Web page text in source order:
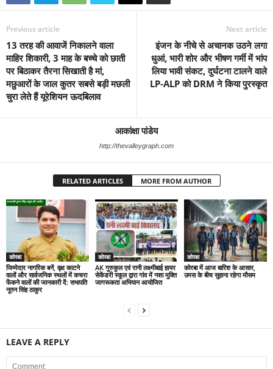
Previous article
13 तरह की आवाजें निकालने वाला
माहिर शिकारी, 3 माह के बच्चे को छाती
पर बिठाकर तैरना सिखाती है मां,
मछुआरों के जाल कुतर सबसे बड़ी मछली
चुरा लेते हैं यूरेशियन ऊदबिलाव
Next article
इंजन के नीचे से अचानक उठने लगा
धुआं, भारी शोर और भीषण गर्मी में भांप
लिया भावी संकट, दुर्घटना टालने वाले
LP-ALP को DRM ने किया पुरस्कृत
आकांक्षा पांडेय
http://thevalleygraph.com
RELATED ARTICLES MORE FROM AUTHOR
कोरबा
जिम्मेदार नागरिक बनें, वृक्ष काटने
वालों और सार्वजनिक स्थलों में कचरा
फेंकने वालों की जानकारी दें: सभापति
नूतन सिंह ठाकुर
कोरबा
AK गुरुकुल एवं रानी लक्ष्मीबाई हायर
सेकेंडरी स्कूल द्वारा गांव में नशा मुक्ति
जागरूकता अभियान आयोजित
कोरबा
कोरबा में आज बारिश के आसार,
उमस के बीच सुहाना रहेगा मौसम
LEAVE A REPLY